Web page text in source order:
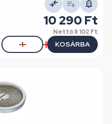
10 290 Ft
Nettó8 102 Ft
KOSÁRBA